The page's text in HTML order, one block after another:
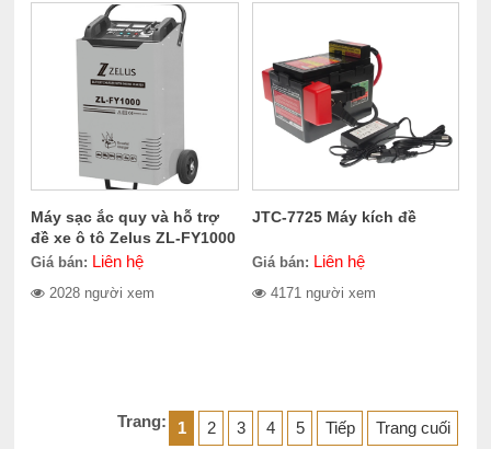
Máy sạc ắc quy và hỗ trợ
đề xe ô tô Zelus ZL-FY1000
Giá bán: Liên hệ
2028 người xem
JTC-7725 Máy kích đề
Giá bán: Liên hệ
4171 người xem
Trang: 1 2 3 4 5 Tiếp Trang cuối